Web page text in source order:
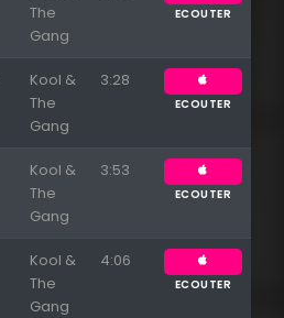
The
Gang
ECOUTER
Kool &
The
Gang
3:28
ECOUTER
Kool &
The
Gang
3:53
ECOUTER
Kool &
The
Gang
4:06
ECOUTER